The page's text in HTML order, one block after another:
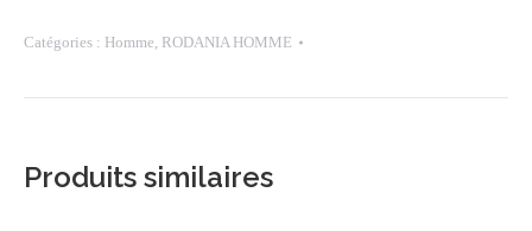
Catégories : Homme, RODANIA HOMME
Produits similaires